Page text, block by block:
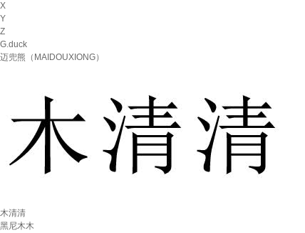
X
Y
Z
G.duck
迈兜熊（MAIDOUXIONG）
木清清
黑尼木木